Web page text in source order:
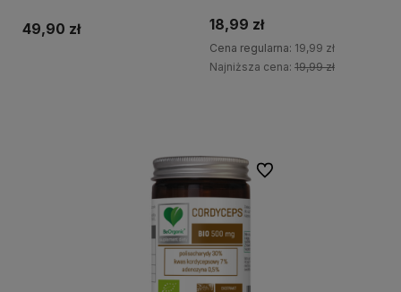
49,90 zł 18,99 zł
Cena regularna: 19,99 zł
Najniższa cena: 19,99 zł
Do ulubionych